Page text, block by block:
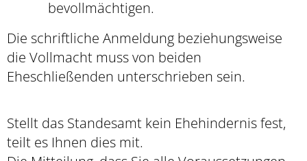
bevollmächtigen.
Die schriftliche Anmeldung beziehungsweise
die Vollmacht muss von beiden
Eheschließenden unterschrieben sein.
Stellt das Standesamt kein Ehehindernis fest,
teilt es Ihnen dies mit.